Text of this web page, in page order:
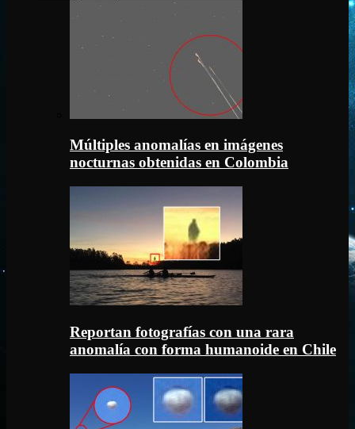
Múltiples anomalías en imágenes
nocturnas obtenidas en Colombia
Reportan fotografías con una rara
anomalía con forma humanoide en Chile